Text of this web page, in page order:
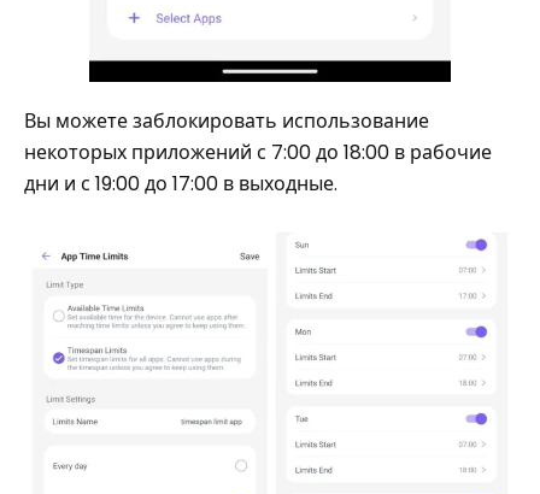
Вы можете заблокировать использование
некоторых приложений с 7:00 до 18:00 в рабочие
дни и с 19:00 до 17:00 в выходные.